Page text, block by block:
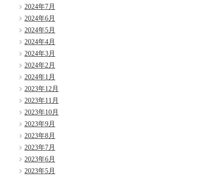
2024年7月
2024年6月
2024年5月
2024年4月
2024年3月
2024年2月
2024年1月
2023年12月
2023年11月
2023年10月
2023年9月
2023年8月
2023年7月
2023年6月
2023年5月